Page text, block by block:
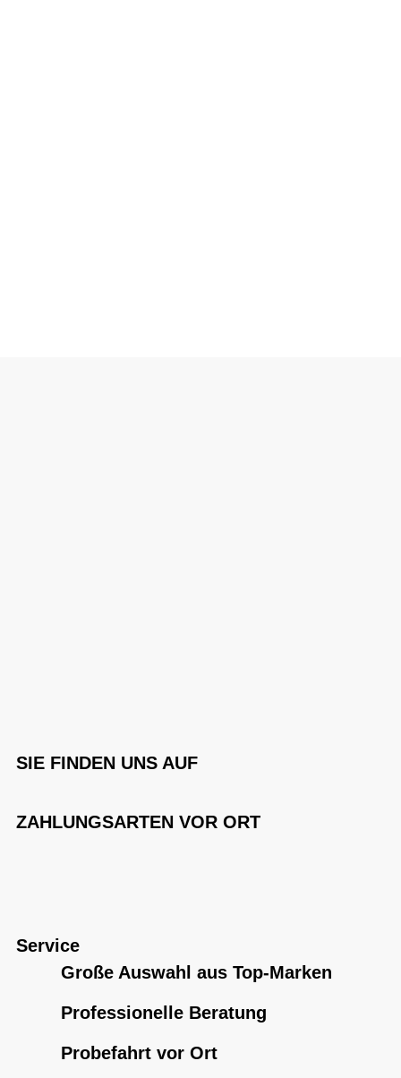
SIE FINDEN UNS AUF
ZAHLUNGSARTEN VOR ORT
Service
Große Auswahl aus Top-Marken
Professionelle Beratung
Probefahrt vor Ort